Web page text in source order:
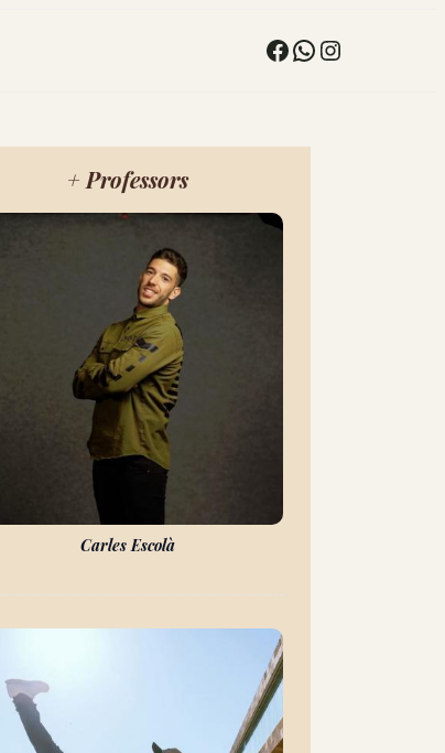
Instagram
WhatsApp
Facebook
+ Professors
Carles Escolà